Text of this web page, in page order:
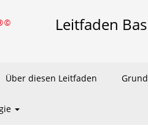
Leitfaden
Über diesen Leitfaden